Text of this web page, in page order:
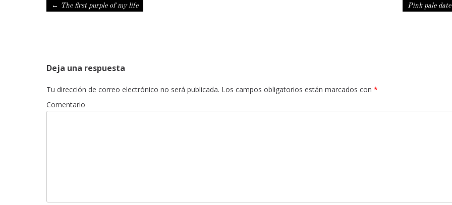
Navegación de entradas
← The first purple of my life Pink pale
Deja una respuesta
Tu dirección de correo electrónico no será publicada. Los campos obligatorios están marcados con *
Comentario